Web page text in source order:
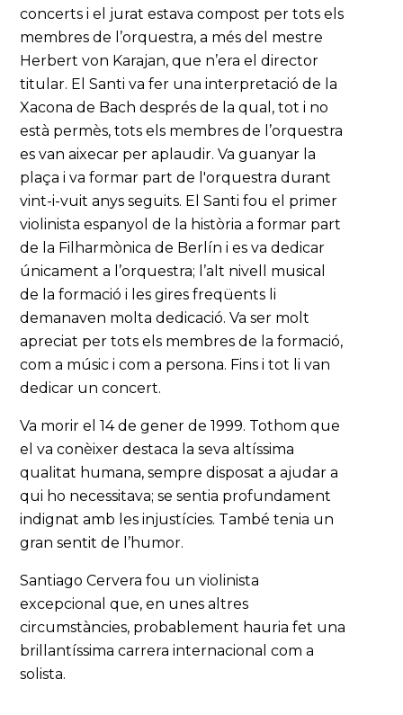
concerts i el jurat estava compost per tots els
membres de l’orquestra, a més del mestre
Herbert von Karajan, que n’era el director
titular. El Santi va fer una interpretació de la
Xacona de Bach després de la qual, tot i no
està permès, tots els membres de l’orquestra
es van aixecar per aplaudir. Va guanyar la
plaça i va formar part de l'orquestra durant
vint-i-vuit anys seguits. El Santi fou el primer
violinista espanyol de la història a formar part
de la Filharmònica de Berlín i es va dedicar
únicament a l’orquestra; l’alt nivell musical
de la formació i les gires freqüents li
demanaven molta dedicació. Va ser molt
apreciat per tots els membres de la formació,
com a músic i com a persona. Fins i tot li van
dedicar un concert.
Va morir el 14 de gener de 1999. Tothom que
el va conèixer destaca la seva altíssima
qualitat humana, sempre disposat a ajudar a
qui ho necessitava; se sentia profundament
indignat amb les injustícies. També tenia un
gran sentit de l’humor.
Santiago Cervera fou un violinista
excepcional que, en unes altres
circumstàncies, probablement hauria fet una
brillantíssima carrera internacional com a
solista.